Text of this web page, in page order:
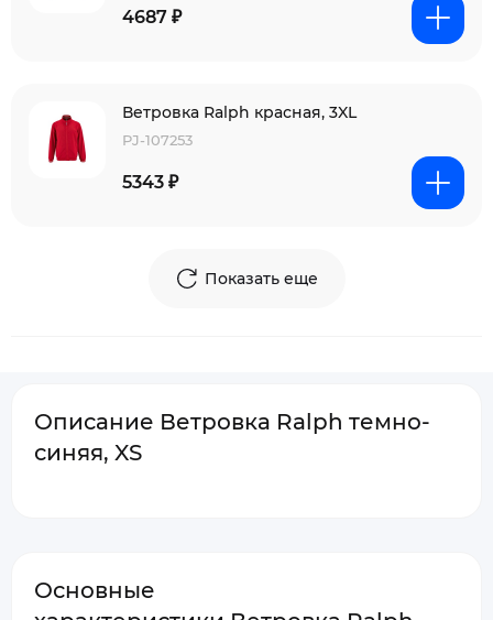
4687 ₽
Ветровка Ralph красная, 3XL
PJ-107253
5343 ₽
Показать еще
Описание Ветровка Ralph темно-
синяя, XS
Основные